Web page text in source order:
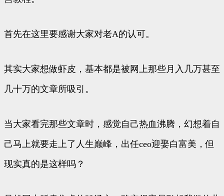
首先在这里要感谢大家对老A的认可。
其实大家想做虾皮，基本都是被网上那些月入几万甚至
几十万的文章所吸引。
当大家看完那些文章时，感觉自己热血沸腾，幻想着自
己马上就要走上了人生巅峰，出任ceo迎娶白富美，但
现实真的是这样吗？